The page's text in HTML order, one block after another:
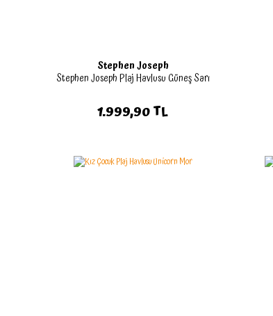
Stephen Joseph
Stephen Joseph Plaj Havlusu Güneş Sarı
1.999,90 TL